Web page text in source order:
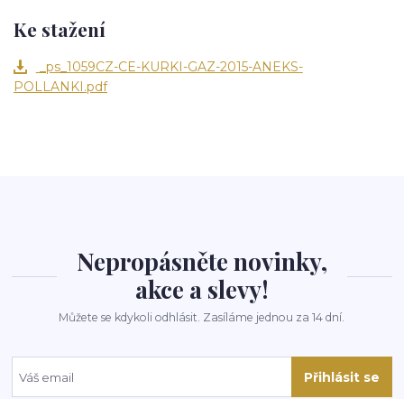
Ke stažení
_ps_1059CZ-CE-KURKI-GAZ-2015-ANEKS-
POLLANKI.pdf
Nepropásněte novinky,
akce a slevy!
Můžete se kdykoli odhlásit. Zasíláme jednou za 14 dní.
Přihlásit se